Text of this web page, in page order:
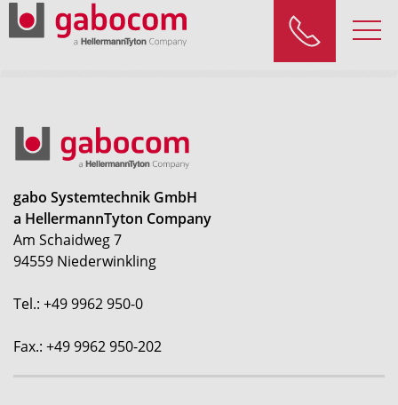
gabo Systemtechnik GmbH
a HellermannTyton Company
Am Schaidweg 7
94559 Niederwinkling
Tel.: +49 9962 950-0
Fax.: +49 9962 950-202